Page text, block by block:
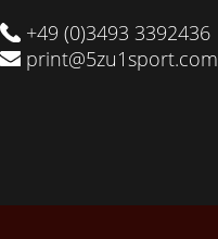
+49 (0)3493 3392436
print@5zu1sport.com